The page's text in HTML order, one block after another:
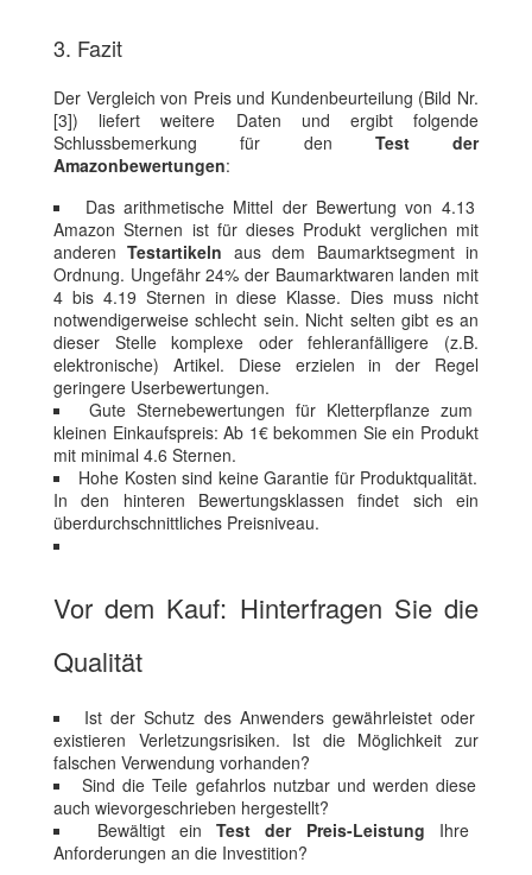
3. Fazit
Der Vergleich von Preis und Kundenbeurteilung (Bild Nr.
[3]) liefert weitere Daten und ergibt folgende
Schlussbemerkung für den Test der
Amazonbewertungen:
Das arithmetische Mittel der Bewertung von 4.13
Amazon Sternen ist für dieses Produkt verglichen mit
anderenTestartikeln aus dem Baumarktsegment in
Ordnung. Ungefähr 24% der Baumarktwaren landen mit
4 bis 4.19 Sternen in diese Klasse. Dies muss nicht
notwendigerweise schlecht sein. Nicht selten gibt es an
dieser Stelle komplexe oder fehleranfälligere (z.B.
elektronische) Artikel. Diese erzielen in der Regel
geringere Userbewertungen.
Gute Sternebewertungen für Kletterpflanze zum
kleinen Einkaufspreis: Ab 1€ bekommen Sie ein Produkt
mit minimal 4.6 Sternen.
Hohe Kosten sind keine Garantie für Produktqualität.
In den hinteren Bewertungsklassen findet sich ein
überdurchschnittliches Preisniveau.
Vor dem Kauf: Hinterfragen Sie die
Qualität
Ist der Schutz des Anwenders gewährleistet oder
existieren Verletzungsrisiken. Ist die Möglichkeit zur
falschen Verwendung vorhanden?
Sind die Teile gefahrlos nutzbar und werden diese
auch wievorgeschrieben hergestellt?
Bewältigt ein Test der Preis-Leistung Ihre
Anforderungen an die Investition?